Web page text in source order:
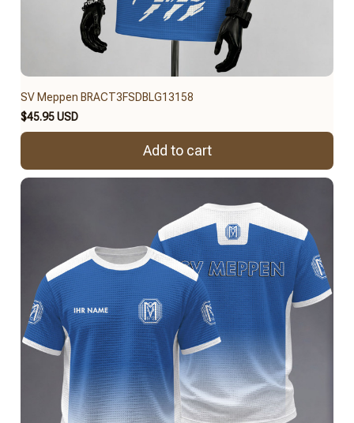
SV Meppen BRACT3FSDBLG13158
$45.95 USD
Add to cart